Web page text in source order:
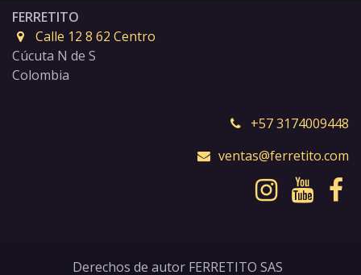
FERRETITO
Calle 12 8 62 Centro
Cúcuta N de S
Colombia
+57 3174009448
ventas@ferretito.com
Derechos de autor FERRETITO SAS